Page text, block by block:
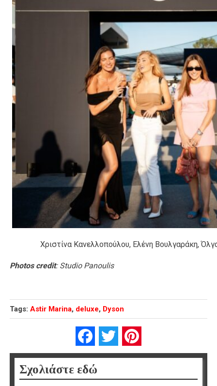
Χριστίνα Κανελλοπούλου, Ελένη Βουλγαράκη,
Photos credit: Studio Panoulis
Tags: Astir Marina, deluxe, Dyson
FacebookTwitter
Σχολιάστε εδώ